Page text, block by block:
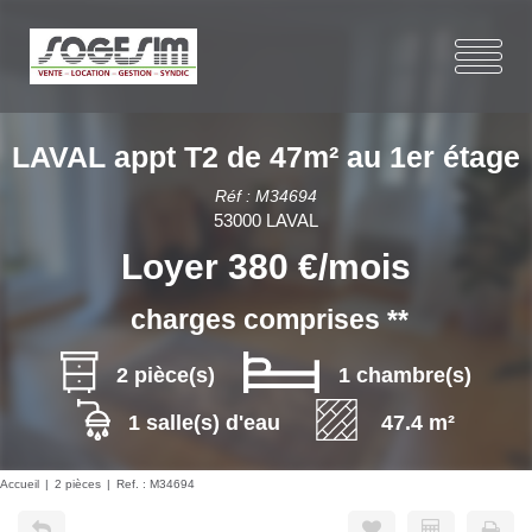
LAVAL appt T2 de 47m² au 1er étage
Réf : M34694
53000 LAVAL
Loyer 380 €/mois
charges comprises **
2 pièce(s)
1 chambre(s)
1 salle(s) d'eau
47.4 m²
Accueil 2 pièces Ref. : M34694